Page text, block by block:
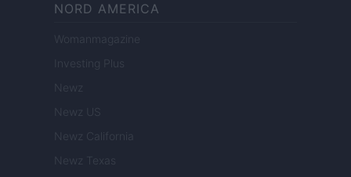
NORD AMERICA
Womanmagazine
Investing Plus
Newz
Newz US
Newz California
Newz Texas